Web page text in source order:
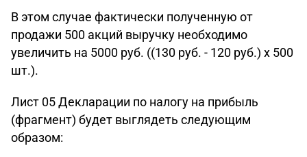
В этом случае фактически полученную от
продажи 500 акций выручку необходимо
увеличить на 5000 руб. ((130 руб. - 120 руб.) х 500
шт.).
Лист 05 Декларации по налогу на прибыль
(фрагмент) будет выглядеть следующим
образом: